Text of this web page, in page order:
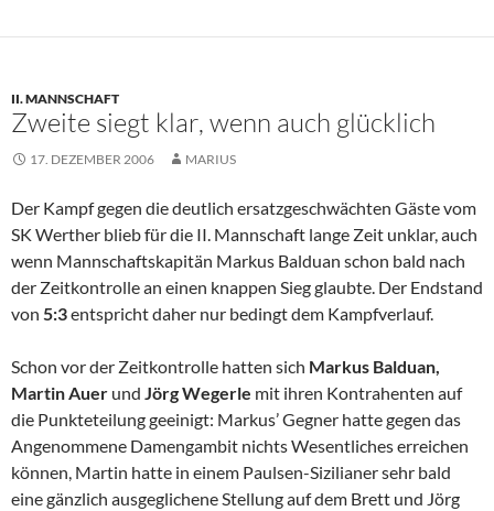
II. MANNSCHAFT
Zweite siegt klar, wenn auch glücklich
17. DEZEMBER 2006 MARIUS
Der Kampf gegen die deutlich ersatzgeschwächten Gäste vom
SK Werther blieb für die II. Mannschaft lange Zeit unklar, auch
wenn Mannschaftskapitän Markus Balduan schon bald nach
der Zeitkontrolle an einen knappen Sieg glaubte. Der Endstand
von 5:3entspricht daher nur bedingt dem Kampfverlauf.
Schon vor der Zeitkontrolle hatten sich Markus Balduan,
Martin Auer und Jörg Wegerle mit ihren Kontrahenten auf
die Punkteteilung geeinigt: Markus’ Gegner hatte gegen das
Angenommene Damengambit nichts Wesentliches erreichen
können, Martin hatte in einem Paulsen-Sizilianer sehr bald
eine gänzlich ausgeglichene Stellung auf dem Brett und Jörg